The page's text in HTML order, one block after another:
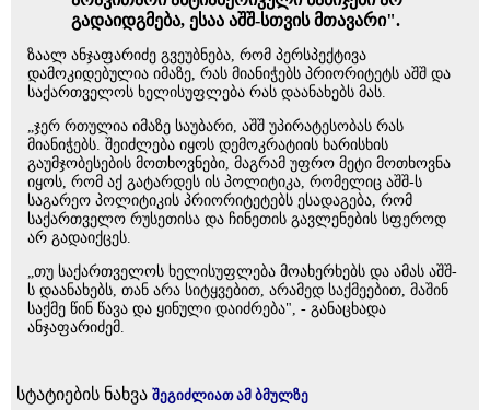
გადაიდგმება, ესაა აშშ-სთვის მთავარი".
ზაალ ანჯაფარიძე გვეუბნება, რომ პერსპექტივა
დამოკიდებულია იმაზე, რას მიანიჭებს პრიორიტეტს აშშ და
საქართველოს ხელისუფლება რას დაანახებს მას.
„ჯერ რთულია იმაზე საუბარი, აშშ უპირატესობას რას
მიანიჭებს. შეიძლება იყოს დემოკრატიის ხარისხის
გაუმჯობესების მოთხოვნები, მაგრამ უფრო მეტი მოთხოვნა
იყოს, რომ აქ გატარდეს ის პოლიტიკა, რომელიც აშშ-ს
საგარეო პოლიტიკის პრიორიტეტებს ესადაგება, რომ
საქართველო რუსეთისა და ჩინეთის გავლენების სფეროდ
არ გადაიქცეს.
„თუ საქართველოს ხელისუფლება მოახერხებს და ამას აშშ-
ს დაანახებს, თან არა სიტყვებით, არამედ საქმეებით, მაშინ
საქმე წინ წავა და ყინული დაიძრება", - განაცხადა
ანჯაფარიძემ.
სტატიების ნახვა შეგიძლიათ ამ ბმულზე